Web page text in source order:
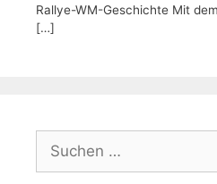
Rallye-WM-Geschichte Mit
[…]
nach: